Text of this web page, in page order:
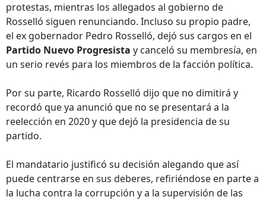
protestas, mientras los allegados al gobierno de
Rosselló siguen renunciando. Incluso su propio padre,
el ex gobernador Pedro Rosselló, dejó sus cargos en el
Partido Nuevo Progresista y canceló su membresía, en
un serio revés para los miembros de la facción política.
Por su parte, Ricardo Rosselló dijo que no dimitirá y
recordó que ya anunció que no se presentará a la
reelección en 2020 y que dejó la presidencia de su
partido.
El mandatario justificó su decisión alegando que así
puede centrarse en sus deberes, refiriéndose en parte a
la lucha contra la corrupción y a la supervisión de las